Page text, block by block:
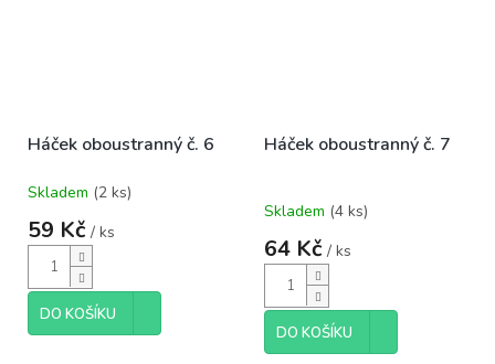
Háček oboustranný č. 6
Průměrné
hodnocení
produktu
z
hvězdiček.
Skladem (2 ks)
59 Kč / ks
DO KOŠÍKU
Háček oboustranný č. 7
Skladem (4 ks)
64 Kč / ks
DO KOŠÍKU